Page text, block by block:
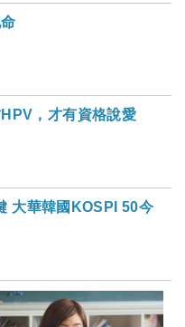
，才有資格說愛
大華韓國KOSPI 50今